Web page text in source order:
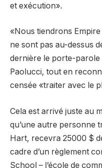
et exécution».
«Nous tiendrons
ne sont pas au-dessus
dernière le porte-parole
Paolucci, tout en
censée «traiter avec le
Cela est arrivé juste au
qu’une autre personne
Hart, recevra 25000 $
cadre d’un règlement
School – l’école de